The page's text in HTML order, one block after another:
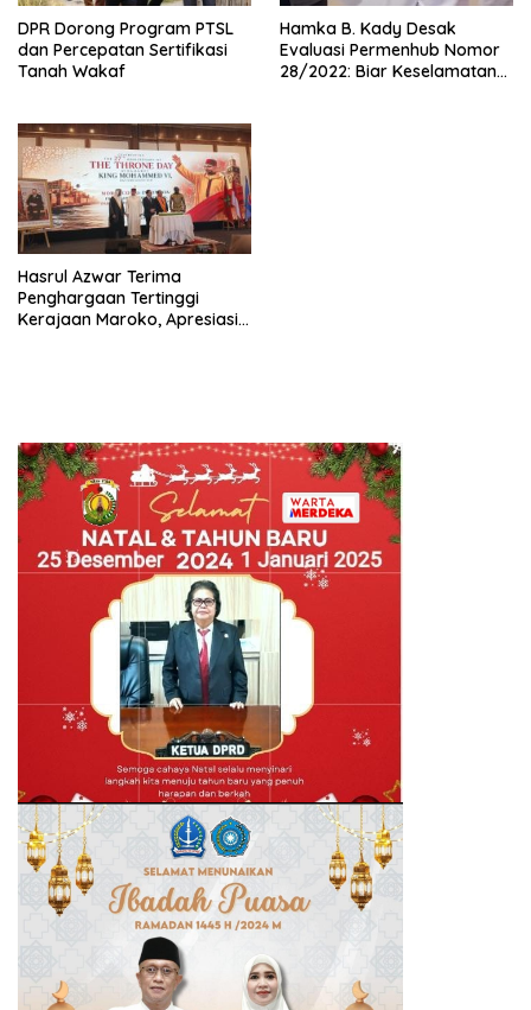
DPR Dorong Program PTSL
dan Percepatan Sertifikasi
Tanah Wakaf
Hamka B. Kady Desak
Evaluasi Permenhub Nomor
28/2022: Biar Keselamatan
Hasrul Azwar Terima
Penghargaan Tertinggi
Kerajaan Maroko, Apresiasi